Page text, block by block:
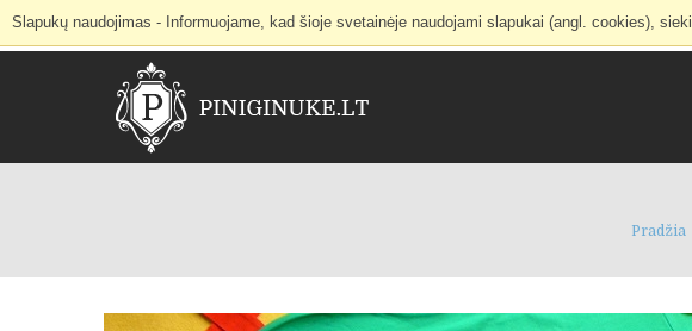
Internetinė parduotuvė Mano paskyra
Slapukų naudojimas - Informuojame, kad šioje svetainėje naudojami slapukai (angl. cookies),
Pradžia